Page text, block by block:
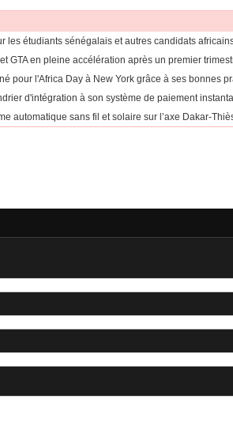
les étudiants sénégalais et autres candidats
GTA en pleine accélération après un premier
pour l'Africa Day à New York grâce à ses bonnes
d'intégration à son système de paiement
automatique sans fil et solaire sur l’axe Dakar-